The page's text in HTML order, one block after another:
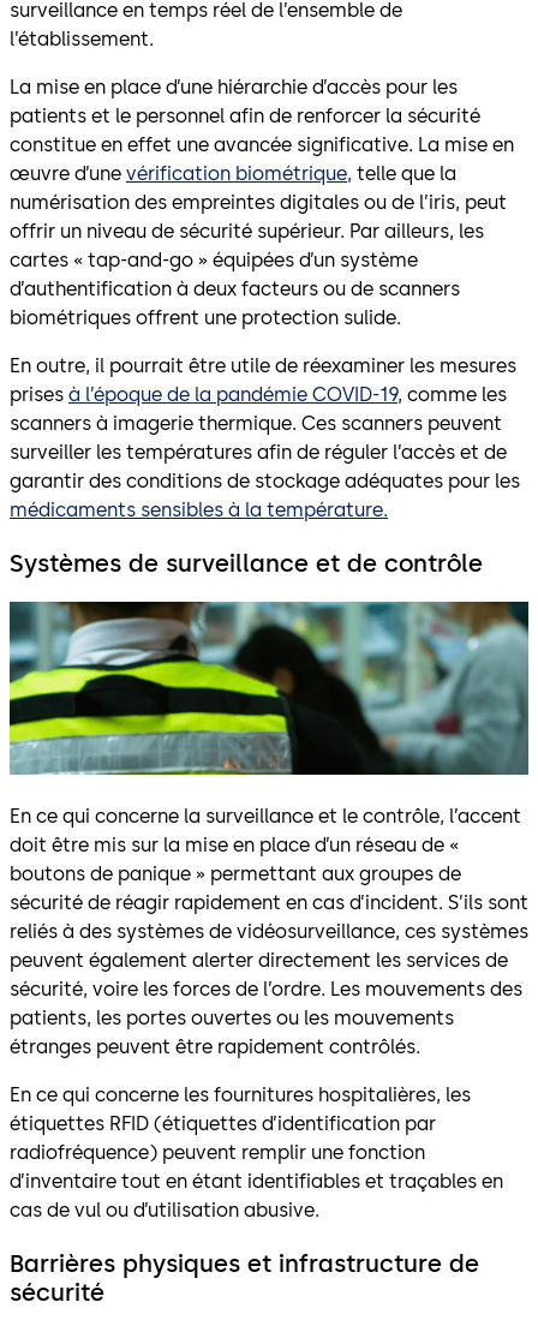
surveillance en temps réel de l’ensemble de
l’établissement.
La mise en place d’une hiérarchie d’accès pour les
patients et le personnel afin de renforcer la sécurité
constitue en effet une avancée significative. La mise en
œuvre d’une vérification biométrique, telle que la
numérisation des empreintes digitales ou de l’iris, peut
offrir un niveau de sécurité supérieur. Par ailleurs, les
cartes « tap-and-go » équipées d’un système
d’authentification à deux facteurs ou de scanners
biométriques offrent une protection sulide.
En outre, il pourrait être utile de réexaminer les mesures
prises à l’époque de la pandémie COVID-19, comme les
scanners à imagerie thermique. Ces scanners peuvent
surveiller les températures afin de réguler l’accès et de
garantir des conditions de stockage adéquates pour les
médicaments sensibles à la température.
Systèmes de surveillance et de contrôle
En ce qui concerne la surveillance et le contrôle, l’accent
doit être mis sur la mise en place d’un réseau de «
boutons de panique » permettant aux groupes de
sécurité de réagir rapidement en cas d’incident. S’ils sont
reliés à des systèmes de vidéosurveillance, ces systèmes
peuvent également alerter directement les services de
sécurité, voire les forces de l’ordre. Les mouvements des
patients, les portes ouvertes ou les mouvements
étranges peuvent être rapidement contrôlés.
En ce qui concerne les fournitures hospitalières, les
étiquettes RFID (étiquettes d’identification par
radiofréquence) peuvent remplir une fonction
d’inventaire tout en étant identifiables et traçables en
cas de vul ou d’utilisation abusive.
Barrières physiques et infrastructure de
sécurité